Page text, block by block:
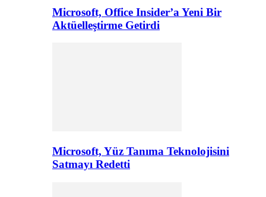
Microsoft, Office Insider’a Yeni Bir
Aktüelleştirme Getirdi
Microsoft, Yüz Tanıma Teknolojisini
Satmayı Redetti